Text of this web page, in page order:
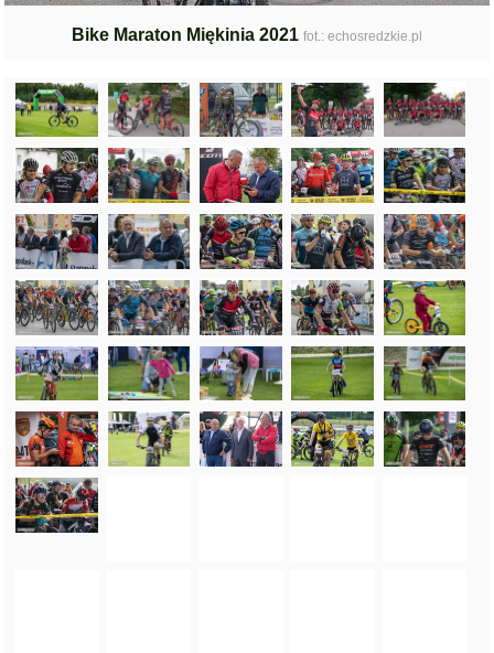
Bike Maraton Miękinia 2021 fot.: echosredzkie.pl